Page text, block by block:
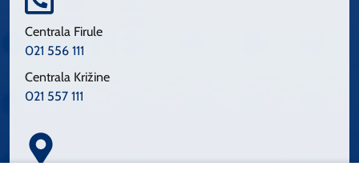
Centrala Firule
021 556 111
Centrala Križine
021 557 111